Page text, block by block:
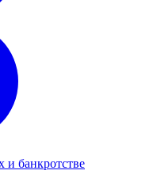
и банкротстве